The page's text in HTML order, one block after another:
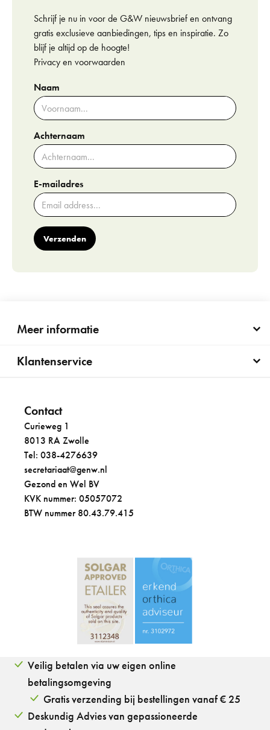
Schrijf je nu in voor de G&W nieuwsbrief en ontvang
gratis exclusieve aanbiedingen, tips en inspiratie. Zo
blijf je altijd op de hoogte!
Privacy en voorwaarden
Naam
Achternaam
E-mailadres
Verzenden
Meer informatie
Klantenservice
Contact
Curieweg 1
8013 RA Zwolle
Tel: 038-4276639
secretariaat@genw.nl
Gezond en Wel BV
KVK nummer: 05057072
BTW nummer 80.43.79.415
Veilig betalen via uw eigen online
betalingsomgeving
Gratis verzending bij bestellingen vanaf € 25
Deskundig Advies van gepassioneerde